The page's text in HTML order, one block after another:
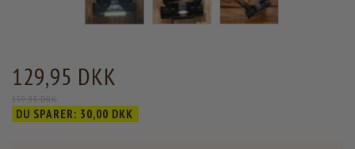
129,95 DKK
159,95 DKK
DU SPARER: 30,00 DKK